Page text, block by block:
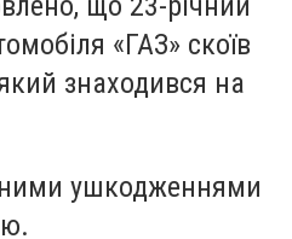
«ГАЗ» скоїв
знаходився на
ушкодженнями